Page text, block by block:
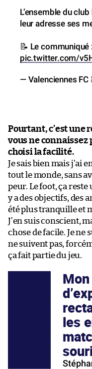
L’ensemble du
leur adresse ses
📝 Le communiqué
pic.twitter.com/
— Valenciennes FC
Pourtant, c’est une
vous ne connaissez
choisi la facilité.
Je sais bien mais j’ai
tout le monde, sans
peur. Le foot, ça
y a des objectifs, des
été plus tranquille et
J’en suis conscient,
chose de facile. Je ne
ne suivent pas,
ça fait partie du jeu.
les